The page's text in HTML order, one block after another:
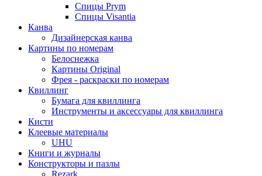
Спицы Prym
Спицы Visantia
Канва
Дизайнерская канва
Картины по номерам
Белоснежкa
Картины Original
Фрея - раскраски по номерам
Квиллинг
Бумага для квиллинга
Инструменты и аксессуары для квиллинга
Кисти
Клеевые материалы
UHU
Книги и журналы
Конструкторы и пазлы